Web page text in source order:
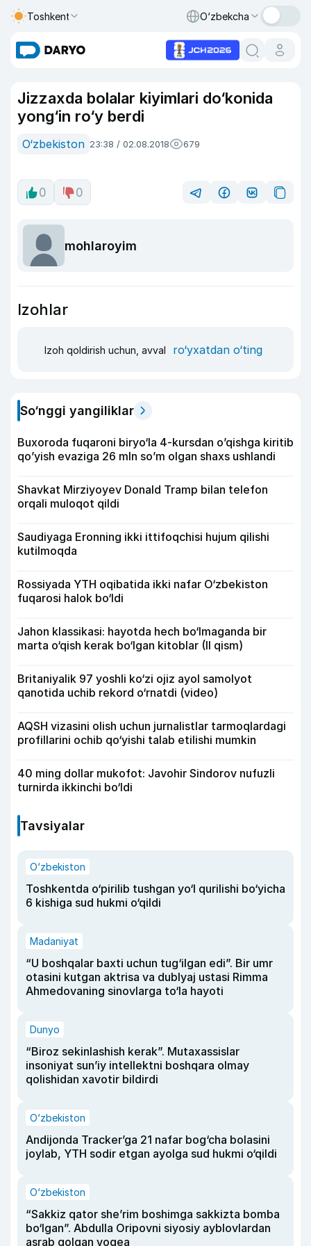
Toshkent O‘zbekcha
Jizzaxda bolalar kiyimlari do‘konida
yong‘in ro‘y berdi
O‘zbekiston 23:38 / 02.08.2018 679
0 0
mohlaroyim
Izohlar
Izoh qoldirish uchun, avval ro‘yxatdan o‘ting
So‘nggi yangiliklar
Buxoroda fuqaroni biryo‘la 4-kursdan o’qishga kiritib
qo’yish evaziga 26 mln so’m olgan shaxs ushlandi
Shavkat Mirziyoyev Donald Tramp bilan telefon
orqali muloqot qildi
Saudiyaga Eronning ikki ittifoqchisi hujum qilishi
kutilmoqda
Rossiyada YTH oqibatida ikki nafar O‘zbekiston
fuqarosi halok bo‘ldi
Jahon klassikasi: hayotda hech bo‘lmaganda bir
marta o‘qish kerak bo‘lgan kitoblar (II qism)
Britaniyalik 97 yoshli ko‘zi ojiz ayol samolyot
qanotida uchib rekord o‘rnatdi (video)
AQSH vizasini olish uchun jurnalistlar tarmoqlardagi
profillarini ochib qo‘yishi talab etilishi mumkin
40 ming dollar mukofot: Javohir Sindorov nufuzli
turnirda ikkinchi bo‘ldi
Tavsiyalar
O‘zbekiston
Toshkentda o‘pirilib tushgan yo‘l qurilishi bo‘yicha
6 kishiga sud hukmi o‘qildi
Madaniyat
“U boshqalar baxti uchun tug‘ilgan edi”. Bir umr
otasini kutgan aktrisa va dublyaj ustasi Rimma
Ahmedovaning sinovlarga to‘la hayoti
Dunyo
“Biroz sekinlashish kerak”. Mutaxassislar
insoniyat sun’iy intellektni boshqara olmay
qolishidan xavotir bildirdi
O‘zbekiston
Andijonda Tracker’ga 21 nafar bog‘cha bolasini
joylab, YTH sodir etgan ayolga sud hukmi o‘qildi
O‘zbekiston
“Sakkiz qator she’rim boshimga sakkizta bomba
bo‘lgan”. Abdulla Oripovni siyosiy ayblovlardan
asrab qolgan voqea